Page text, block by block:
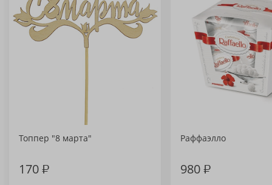
Топпер "8 марта"
170₽
Раффаэлло
980₽